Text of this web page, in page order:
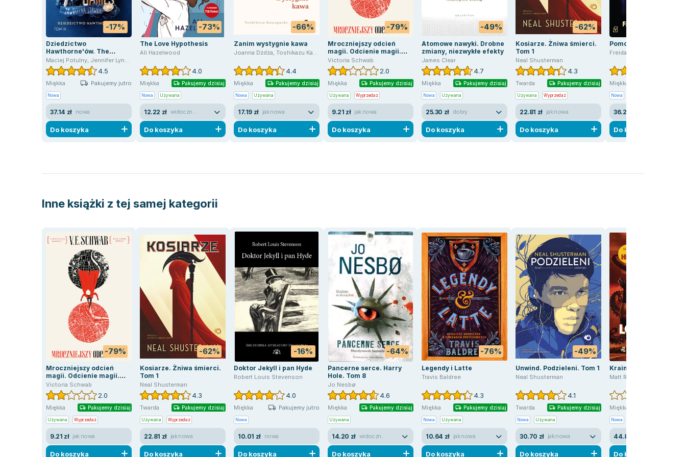
-17%
Dziedzictwo
Hawthorne'ów. The
Inheritance Games. Tom
2
Maciej Potulny, Jennifer Lynn Barnes
4.5
Miękka Pakujemy jutro
Nowa
37.14 zł nowa
Do koszyka
-73%
The Love Hypothesis
Ali Hazelwood
4.0
Miękka Pakujemy dzisiaj
Nowa Używana
12.22 zł widoczne ślady używania
Do koszyka
-66%
Zanim wystygnie kawa
Joanna Dżdża, Toshikazu Kawaguchi
4.4
Miękka Pakujemy dzisiaj
Nowa Używana
17.19 zł jak nowa
Do koszyka
-79%
Mroczniejszy odcień
magii. Odcienie magii.
Tom 1
Victoria Schwab
2.0
Miękka Pakujemy dzisiaj
Używana Wyprzedaż
9.21 zł jak nowa
Do koszyka
-49%
Atomowe nawyki. Drobne
zmiany, niezwykłe efekty
James Clear
4.7
Miękka Pakujemy dzisiaj
Nowa Używana
25.30 zł dobry
Do koszyka
-62%
Kosiarze. Żniwa śmierci.
Tom 1
Neal Shusterman
4.3
Twarda Pakujemy dzisiaj
Używana Wyprzedaż
22.81 zł jak nowa
Do koszyka
Pomoc domowa
Freida McFadden
Miękka
Nowa
36.29 zł
Do koszyka
Inne książki z tej samej kategorii
-79%
Mroczniejszy odcień
magii. Odcienie magii.
Tom 1
Victoria Schwab
2.0
Miękka Pakujemy dzisiaj
Używana Wyprzedaż
9.21 zł jak nowa
Do koszyka
-62%
Kosiarze. Żniwa śmierci.
Tom 1
Neal Shusterman
4.3
Twarda Pakujemy dzisiaj
Używana Wyprzedaż
22.81 zł jak nowa
Do koszyka
-16%
Doktor Jekyll i pan Hyde
Robert Louis Stevenson
4.0
Miękka Pakujemy jutro
Nowa
10.01 zł nowa
Do koszyka
-64%
Pancerne serce. Harry
Hole. Tom 8
Jo Nesbø
4.6
Miękka Pakujemy dzisiaj
Używana
14.20 zł widoczne ślady używania
Do koszyka
-76%
Legendy i Latte
Travis Baldree
4.3
Miękka Pakujemy dzisiaj
Nowa Używana
10.64 zł jak nowa
Do koszyka
-49%
Unwind. Podzieleni. Tom 1
Neal Shusterman
4.1
Twarda Pakujemy dzisiaj
Nowa Używana
30.70 zł jak nowa
Do koszyka
Kraina Lovecrafta
Matt Ruff
Miękka
Nowa
44.81 zł
Do koszyka